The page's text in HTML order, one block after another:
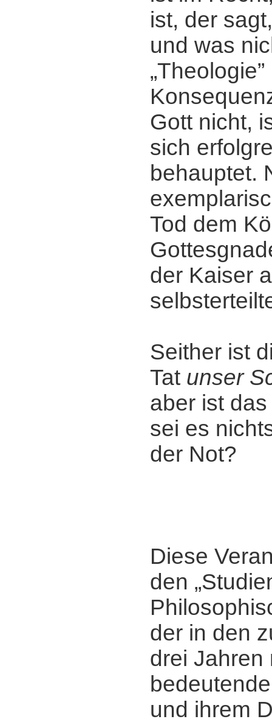
ist, der
und was
Gott nicht,
sich
behauptet.
Tod dem
der Kaiser
Seither ist
Tat unser
aber ist
sei es
der Not?
Diese
den
der in den
drei Jahren
und ihrem